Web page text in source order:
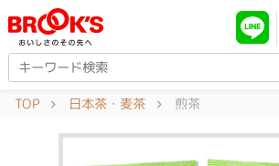
TOP 日本茶・麦茶 煎茶